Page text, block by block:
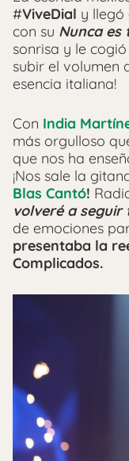
#ViveDial y llegó
con su Nunca es
sonrisa y le
subir el volumen
esencia italiana!
Con India
más orgulloso
que nos ha
¡Nos sale la
Blas Cantó!
volveré a seguir
de emociones
presentaba la
Complicados.